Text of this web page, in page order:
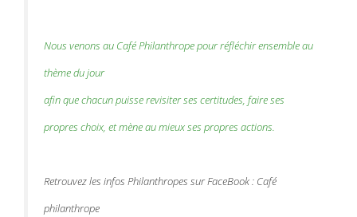
Nous venons au Café Philanthrope pour réfléchir ensemble au
thème du jour
afin que chacun puisse revisiter ses certitudes, faire ses
propres choix, et mène au mieux ses propres actions.
Retrouvez les infos Philanthropes sur FaceBook : Café
philanthrope